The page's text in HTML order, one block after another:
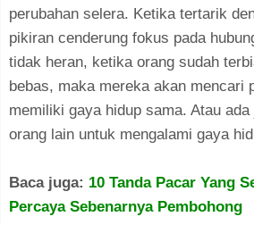
perubahan selera. Ketika tertarik
pikiran cenderung fokus pada
tidak heran, ketika orang sudah
bebas, maka mereka akan mencari
memiliki gaya hidup sama. Atau
orang lain untuk mengalami gaya
Baca juga: 10 Tanda Pacar Yang
Percaya Sebenarnya Pembohong